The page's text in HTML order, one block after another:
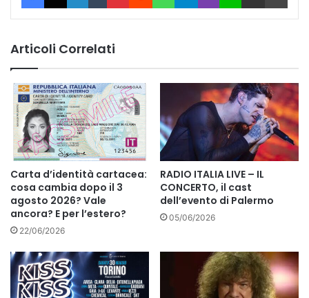
Articoli Correlati
Carta d’identità cartacea:
cosa cambia dopo il 3
agosto 2026? Vale
ancora? E per l’estero?
22/06/2026
RADIO ITALIA LIVE – IL
CONCERTO, il cast
dell’evento di Palermo
05/06/2026